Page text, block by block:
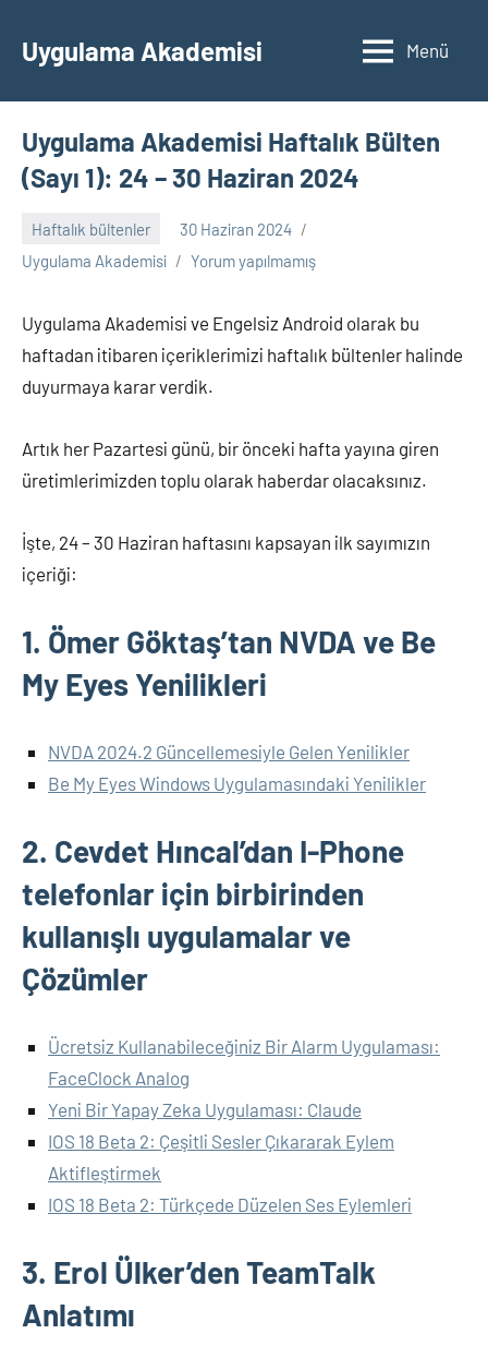
geçUygulama Akademisi Menü
Uygulama Akademisi Haftalık Bülten
(Sayı 1): 24 – 30 Haziran 2024
Haftalık bültenler
30 Haziran 2024
Uygulama Akademisi
Yorum yapılmamış
Uygulama Akademisi ve Engelsiz Android olarak bu
haftadan itibaren içeriklerimizi haftalık bültenler halinde
duyurmaya karar verdik.
Artık her Pazartesi günü, bir önceki hafta yayına giren
üretimlerimizden toplu olarak haberdar olacaksınız.
İşte, 24 – 30 Haziran haftasını kapsayan ilk sayımızın
içeriği:
1. Ömer Göktaş’tan NVDA ve Be
My Eyes Yenilikleri
NVDA 2024.2 Güncellemesiyle Gelen Yenilikler
Be My Eyes Windows Uygulamasındaki Yenilikler
2. Cevdet Hıncal’dan I-Phone
telefonlar için birbirinden
kullanışlı uygulamalar ve
Çözümler
Ücretsiz Kullanabileceğiniz Bir Alarm Uygulaması:
FaceClock Analog
Yeni Bir Yapay Zeka Uygulaması: Claude
IOS 18 Beta 2: Çeşitli Sesler Çıkararak Eylem
Aktifleştirmek
IOS 18 Beta 2: Türkçede Düzelen Ses Eylemleri
3. Erol Ülker’den TeamTalk
Anlatımı